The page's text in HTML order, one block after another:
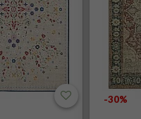
-30%